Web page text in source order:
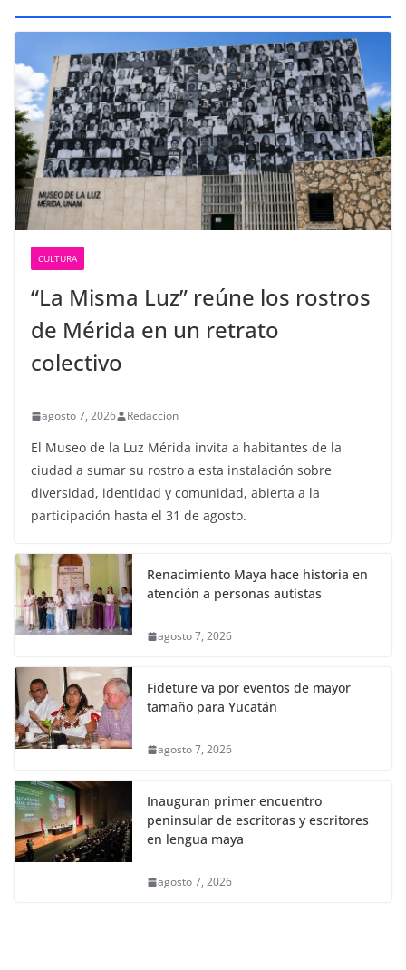
CULTURA
“La Misma Luz” reúne los rostros
de Mérida en un retrato
colectivo
agosto 7, 2026 Redaccion
El Museo de la Luz Mérida invita a habitantes de la
ciudad a sumar su rostro a esta instalación sobre
diversidad, identidad y comunidad, abierta a la
participación hasta el 31 de agosto.
Renacimiento Maya hace historia en
atención a personas autistas
agosto 7, 2026
Fideture va por eventos de mayor
tamaño para Yucatán
agosto 7, 2026
Inauguran primer encuentro
peninsular de escritoras y escritores
en lengua maya
agosto 7, 2026